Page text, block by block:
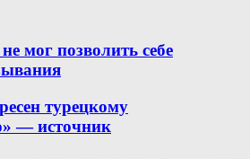
мог позволить себе
турецкому
— источник